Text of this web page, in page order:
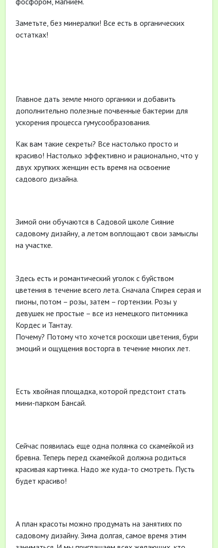
Заметьте, без минералки! Все есть в органических
остатках!
Главное дать земле много органики и добавить
дополнительно полезные почвенные бактерии для
ускорения процесса гумусообразования.
Как вам такие секреты? Все настолько просто и
красиво! Настолько эффективно и рационально, что у
двух хрупких женщин есть время на освоение
садового дизайна.
Зимой они обучаются в Садовой школе Сияние
садовому дизайну, а летом воплощают свои замыслы
на участке.
Здесь есть и романтический уголок с буйством
цветения в течение всего лета. Сначала Спирея серая и
пионы, потом – розы, затем – гортензии. Розы у
девушек не простые – все из немецкого питомника
Кордес и Тантау.
Почему? Потому что хочется роскоши цветения, бури
эмоций и ощущения восторга в течение многих лет.
Есть хвойная площадка, которой предстоит стать
мини-парком Бансай.
Сейчас появилась еще одна полянка со скамейкой из
бревна. Теперь перед скамейкой должна родиться
красивая картинка. Надо же куда-то смотреть. Пусть
будет красиво!
А план красоты можно продумать на занятиях по
садовому дизайну. Зима долгая, самое время этим